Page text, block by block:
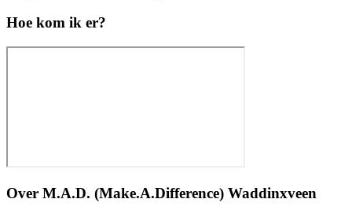
Hoe kom ik er?
Over M.A.D. (Make.A.Difference) Waddinxveen